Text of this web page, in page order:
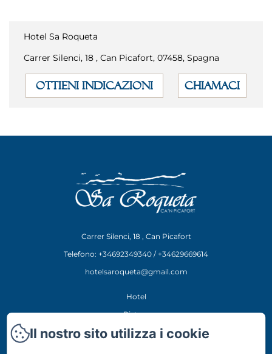
Hotel Sa Roqueta
Carrer Silenci, 18 , Can Picafort, 07458, Spagna
OTTIENI INDICAZIONI CHIAMACI
Carrer Silenci, 18 , Can Picafort
Telefono: +34692349340 / +34629669614
hotelsaroqueta@gmail.com
Hotel
Ristora
Esperienze
Il nostro sito utilizza i cookie